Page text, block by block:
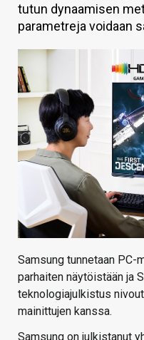
KAUPPA
VAIHDA TEEMA
HAKU
tutun dynaamisen
parametreja voidaan
Samsung tunnetaan PC-
parhaiten näytöistään ja
teknologiajulkistus
mainittujen kanssa.
Samsung on julkistanut